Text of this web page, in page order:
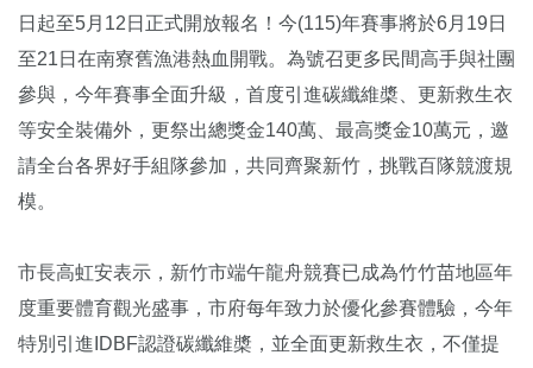
日起至5月12日正式開放報名！今(115)年賽事將於6月19日
至21日在南寮舊漁港熱血開戰。為號召更多民間高手與社團
參與，今年賽事全面升級，首度引進碳纖維槳、更新救生衣
等安全裝備外，更祭出總獎金140萬、最高獎金10萬元，邀
請全台各界好手組隊參加，共同齊聚新竹，挑戰百隊競渡規
模。
市長高虹安表示，新竹市端午龍舟競賽已成為竹竹苗地區年
度重要體育觀光盛事，市府每年致力於優化參賽體驗，今年
特別引進IDBF認證碳纖維槳，並全面更新救生衣，不僅提